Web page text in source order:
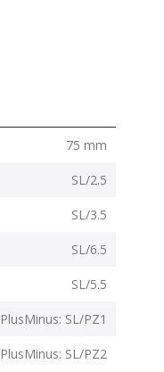
75 mm
SL/2.5
SL/3.5
SL/6.5
SL/5.5
PlusMinus: SL/PZ1
PlusMinus: SL/PZ2